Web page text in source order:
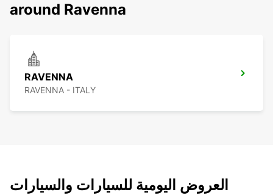
around Ravenna
RAVENNA
RAVENNA - ITALY
العروض اليومية للسيارات والسيارات